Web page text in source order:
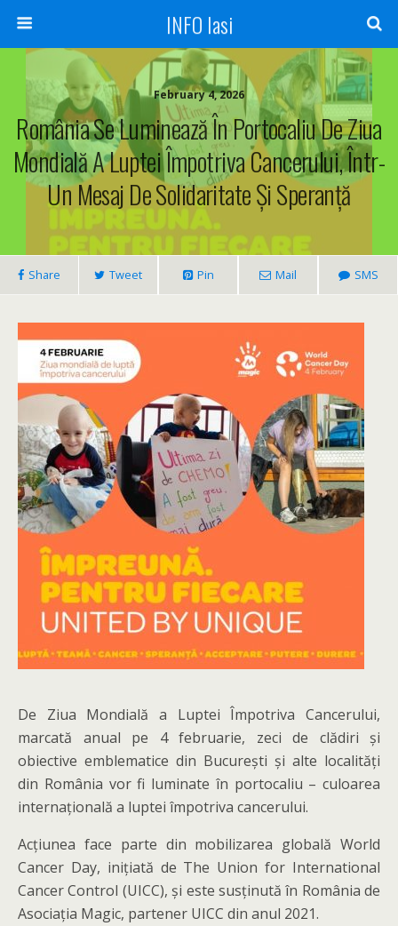
INFO Iasi
February 4, 2026
România Se Luminează În Portocaliu De Ziua
Mondială A Luptei Împotriva Cancerului, Într-
Un Mesaj De Solidaritate Și Speranță
Share Tweet Pin Mail SMS
De Ziua Mondială a Luptei Împotriva Cancerului,
marcată anual pe 4 februarie, zeci de clădiri și
obiective emblematice din București și alte localități
din România vor fi luminate în portocaliu – culoarea
internațională a luptei împotriva cancerului.
Acțiunea face parte din mobilizarea globală World
Cancer Day, inițiată de The Union for International
Cancer Control (UICC), și este susținută în România de
Asociația Magic, partener UICC din anul 2021.